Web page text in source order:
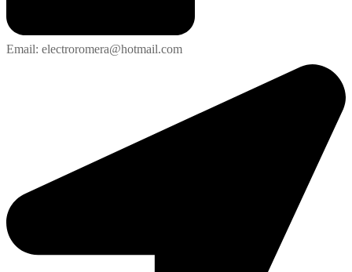
Email: electroromera@hotmail.com